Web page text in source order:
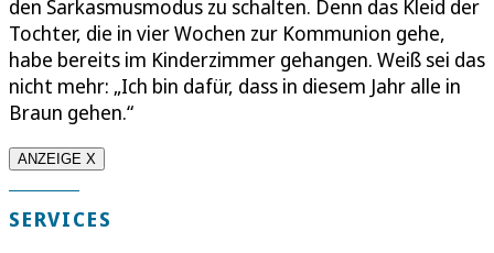
den Sarkasmusmodus zu schalten. Denn das Kleid der
Tochter, die in vier Wochen zur Kommunion gehe,
habe bereits im Kinderzimmer gehangen. Weiß sei das
nicht mehr: „Ich bin dafür, dass in diesem Jahr alle in
Braun gehen.“
ANZEIGE X
SERVICES